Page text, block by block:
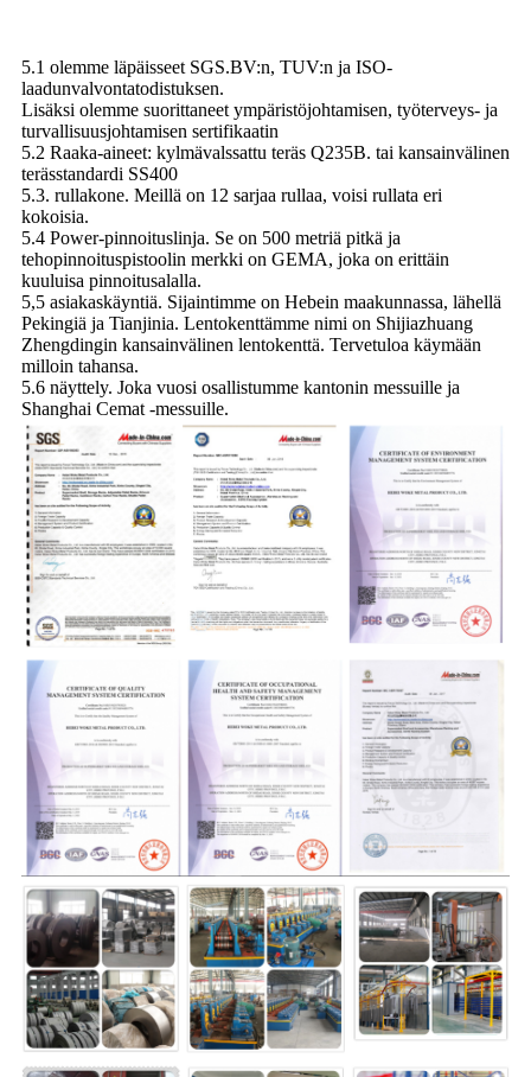
5.1 olemme läpäisseet SGS.BV:n, TUV:n ja ISO-
laadunvalvontatodistuksen.
Lisäksi olemme suorittaneet ympäristöjohtamisen, työterveys- ja
turvallisuusjohtamisen sertifikaatin
5.2 Raaka-aineet: kylmävalssattu teräs Q235B. tai kansainvälinen
terässtandardi SS400
5.3. rullakone. Meillä on 12 sarjaa rullaa, voisi rullata eri
kokoisia.
5.4 Power-pinnoituslinja. Se on 500 metriä pitkä ja
tehopinnoituspistoolin merkki on GEMA, joka on erittäin
kuuluisa pinnoitusalalla.
5,5 asiakaskäyntiä. Sijaintimme on Hebein maakunnassa, lähellä
Pekingiä ja Tianjinia. Lentokenttämme nimi on Shijiazhuang
Zhengdingin kansainvälinen lentokenttä. Tervetuloa käymään
milloin tahansa.
5.6 näyttely. Joka vuosi osallistumme kantonin messuille ja
Shanghai Cemat -messuille.